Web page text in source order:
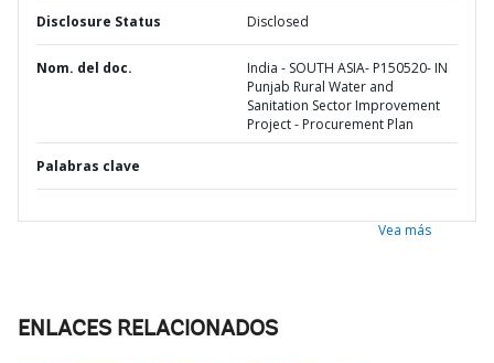
Disclosure Status Disclosed
Nom. del doc.
India - SOUTH ASIA- P150520- IN
Punjab Rural Water and
Sanitation Sector Improvement
Project - Procurement Plan
Palabras clave
Vea más
ENLACES RELACIONADOS